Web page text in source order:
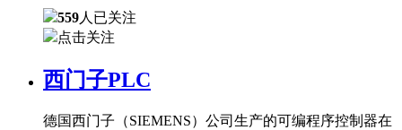
559人已关注
点击关注
西门子PLC
德国西门子（SIEMENS）公司生产的可编程序控制器在